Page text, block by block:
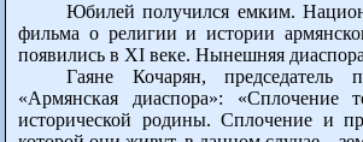
Юбилей получился емким.
фильма о религии и истории
появились в ХI веке. Нынешняя
Гаяне Кочарян, председатель
«Армянская диаспора»: «Сплочение
исторической родины. Сплочение и